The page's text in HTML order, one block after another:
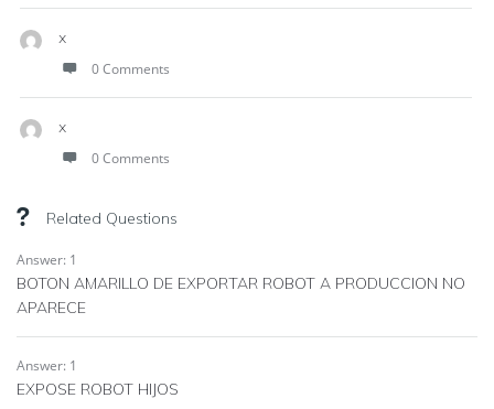
x
0 Comments
x
0 Comments
Related Questions
Answer: 1
BOTON AMARILLO DE EXPORTAR ROBOT A PRODUCCION NO
APARECE
Answer: 1
EXPOSE ROBOT HIJOS